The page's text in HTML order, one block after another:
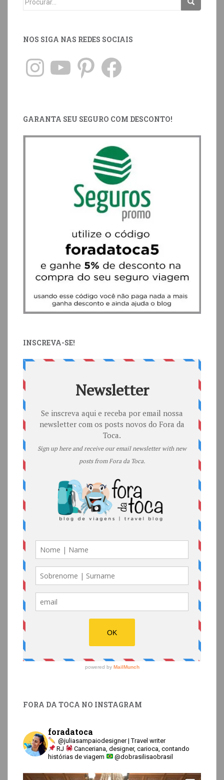
NOS SIGA NAS REDES SOCIAIS
GARANTA SEU SEGURO COM DESCONTO!
INSCREVA-SE!
FORA DA TOCA NO INSTAGRAM
foradatoca
@juliasampaiodesigner | Travel writer
RJ
Canceriana, designer, carioca, contando
histórias de viagem
@dobrasilisaobrasil